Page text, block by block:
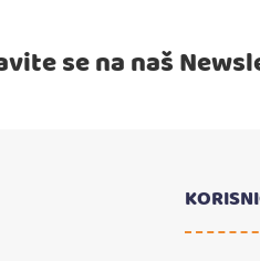
se na naš